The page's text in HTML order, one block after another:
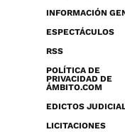
INFORMACIÓN
ESPECTÁCULOS
RSS
POLÍTICA DE
PRIVACIDAD DE
ÁMBITO.COM
EDICTOS
LICITACIONES